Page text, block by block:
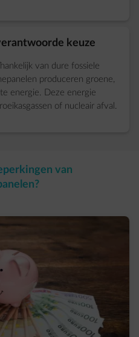
keuze
van dure fossiele
produceren groene,
energie. Deze energie
of nucleair afval.
van